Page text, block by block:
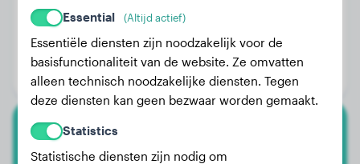
Gewicht:
Leeftijd:
2 jaar, 11 maanden
Geslacht:
Essential (Altijd actief)
Essentiële diensten zijn noodzakelijk voor de
basisfunctionaliteit van de website. Ze omvatten
alleen technisch noodzakelijke diensten. Tegen
deze diensten kan geen bezwaar worden gemaakt.
Statistics
Statistische diensten zijn nodig om